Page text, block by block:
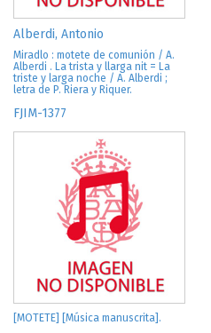
Alberdi, Antonio
Miradlo : motete de comunión / A.
Alberdi . La trista y llarga nit = La
triste y larga noche / A. Alberdi ;
letra de P. Riera y Riquer.
FJIM-1377
[MOTETE] [Música manuscrita].